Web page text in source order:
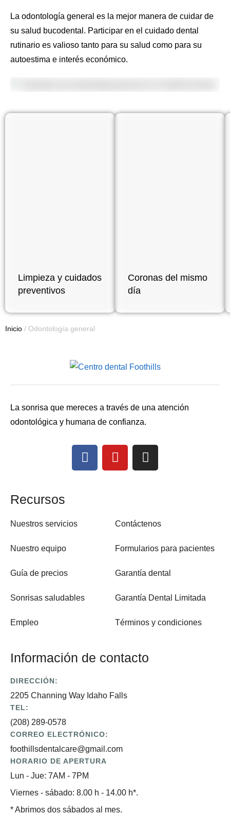
La odontología general es la mejor manera de cuidar de
su salud bucodental. Participar en el cuidado dental
rutinario es valioso tanto para su salud como para su
autoestima e interés económico.
Limpieza y cuidados
preventivos
Coronas del mismo
día
Inicio / Odontología general
La sonrisa que mereces a través de una atención
odontológica y humana de confianza.
Recursos
Nuestros servicios
Nuestro equipo
Guía de precios
Sonrisas saludables
Empleo
Contáctenos
Formularios para pacientes
Garantía dental
Garantía Dental Limitada
Términos y condiciones
Información de contacto
DIRECCIÓN:
2205 Channing Way Idaho Falls
TEL:
(208) 289-0578
CORREO ELECTRÓNICO:
foothillsdentalcare@gmail.com
HORARIO DE APERTURA
Lun - Jue: 7AM - 7PM
Viernes - sábado: 8.00 h - 14.00 h*.
* Abrimos dos sábados al mes.